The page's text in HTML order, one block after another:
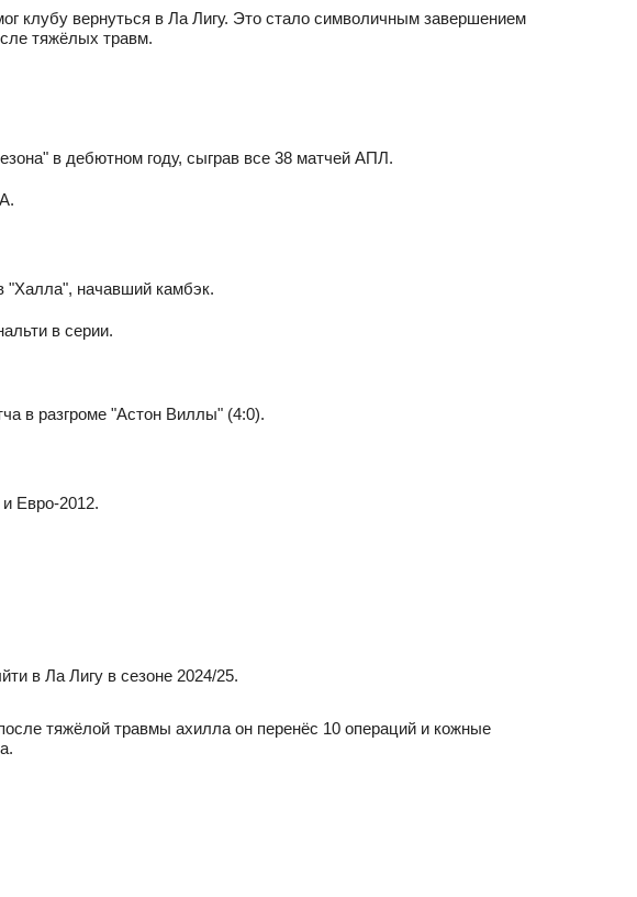
клубу вернуться в Ла Лигу. Это стало символичным завершением
тяжёлых травм.
в дебютном году, сыграв все 38 матчей АПЛ.
"Халла", начавший камбэк.
в серии.
в разгроме "Астон Виллы" (4:0).
Евро‑2012.
в Ла Лигу в сезоне 2024/25.
тяжёлой травмы ахилла он перенёс 10 операций и кожные